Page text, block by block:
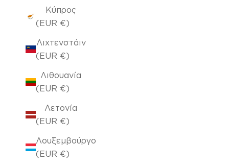
Κύπρος
(EUR €)
Λιχτενστάιν
(EUR €)
Λιθουανία
(EUR €)
Λετονία
(EUR €)
Λουξεμβούργο
(EUR €)